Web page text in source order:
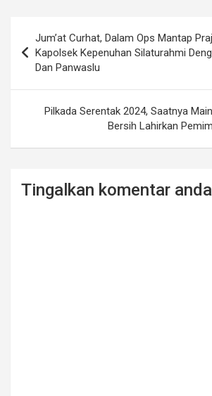
navigation
Jum’at Curhat, Dalam Ops Mantap
Kapolsek Kepenuhan Silaturahmi
Dan Panwaslu
Pilkada Serentak 2024, Saatnya
Bersih Lahirkan
Tingalkan komentar anda